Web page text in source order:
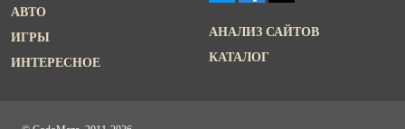
АВТО
ИГРЫ
ИНТЕРЕСНОЕ
АНАЛИЗ САЙТОВ
КАТАЛОГ